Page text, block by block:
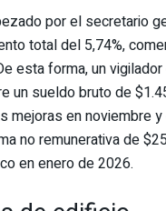
por el secretario
total del 5,74%,
esta forma, un
un sueldo bruto de
mejoras en noviembre
no remunerativa de
en enero de 2026.